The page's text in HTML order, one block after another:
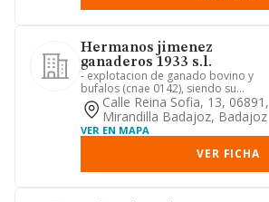
Hermanos jimenez
ganaderos 1933 s.l.
- explotacion de ganado bovino y
bufalos (cnae 0142), siendo su
actividad principal. - promocion in...
Calle Reina Sofia, 13, 06891,
Mirandilla Badajoz, Badajoz
VER EN MAPA
VER FICHA